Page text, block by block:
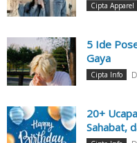
Cipta Apparel
5 Ide
Gaya
Cipta Info
20+
Sahabat,